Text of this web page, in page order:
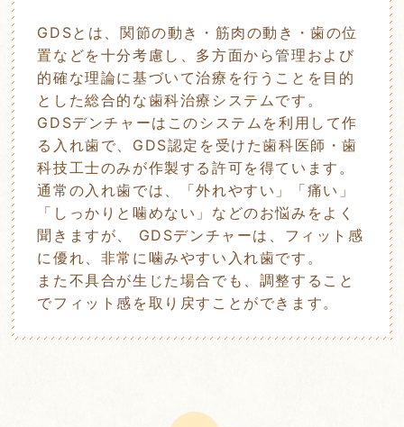
GDSとは、関節の動き・筋肉の動き・歯の位
置などを十分考慮し、多方面から管理および
的確な理論に基づいて治療を行うことを目的
とした総合的な歯科治療システムです。
GDSデンチャーはこのシステムを利用して作
る入れ歯で、GDS認定を受けた歯科医師・歯
科技工士のみが作製する許可を得ています。
通常の入れ歯では、「外れやすい」「痛い」
「しっかりと噛めない」などのお悩みをよく
聞きますが、 GDSデンチャーは、フィット感
に優れ、非常に噛みやすい入れ歯です。
また不具合が生じた場合でも、調整すること
でフィット感を取り戻すことができます。